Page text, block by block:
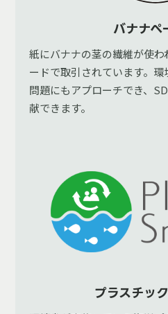
バナナペ
紙にバナナの茎の繊維が使
ードで取引されています。
問題にもアプローチでき、
献できます。
プラスチッ